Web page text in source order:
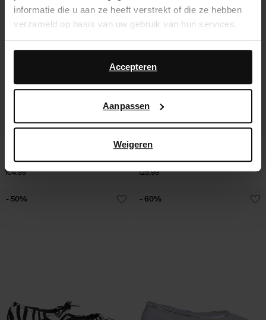
informatie die u aan ze heeft verstrekt of die ze hebben
verzameld op basis van uw gebruik van hun services.
Daarnaast werken wij samen met Google voor
advertentie- en meetdoeleinden. Meer informatie over
hoe Google uw persoonsgegevens gebruikt, vindt u op
Accepteren
Aanpassen
Weigeren
Ballerines tressées en daim - marron
104.99
Ballerines en cuir - jaune
125.99
- 50% - 60%